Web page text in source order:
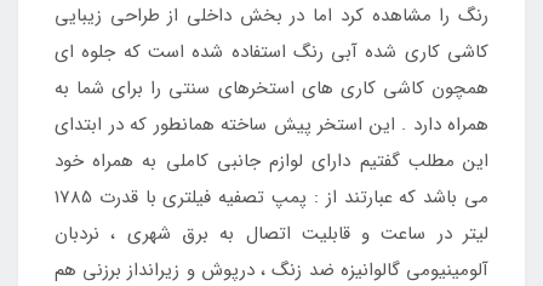
رنگ را مشاهده کرد اما در بخش داخلی از طراحی زیبایی
کاشی کاری شده آبی رنگ استفاده شده است که جلوه ای
همچون کاشی کاری های استخرهای سنتی را برای شما به
همراه دارد . این استخر پیش ساخته همانطور که در ابتدای
این مطلب گفتیم دارای لوازم جانبی کاملی به همراه خود
می باشد که عبارتند از : پمپ تصفیه فیلتری با قدرت 1785
لیتر در ساعت و قابلیت اتصال به برق شهری ، نردبان
آلومینیومی گالوانیزه ضد زنگ ، درپوش و زیرانداز برزنی هم